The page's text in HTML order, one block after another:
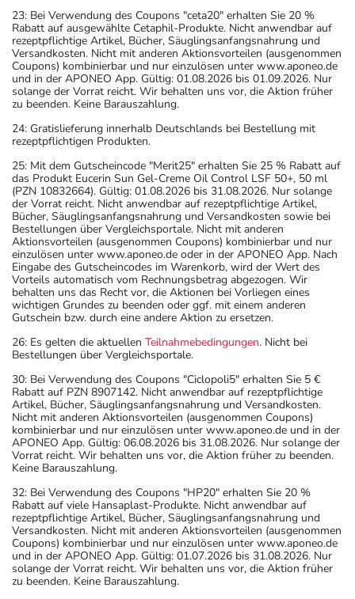
23: Bei Verwendung des Coupons "ceta20" erhalten Sie 20 %
Rabatt auf ausgewählte Cetaphil-Produkte. Nicht anwendbar auf
rezeptpflichtige Artikel, Bücher, Säuglingsanfangsnahrung und
Versandkosten. Nicht mit anderen Aktionsvorteilen (ausgenommen
Coupons) kombinierbar und nur einzulösen unter www.aponeo.de
und in der APONEO App. Gültig: 01.08.2026 bis 01.09.2026. Nur
solange der Vorrat reicht. Wir behalten uns vor, die Aktion früher
zu beenden. Keine Barauszahlung.
24: Gratislieferung innerhalb Deutschlands bei Bestellung mit
rezeptpflichtigen Produkten.
25: Mit dem Gutscheincode "Merit25" erhalten Sie 25 % Rabatt auf
das Produkt Eucerin Sun Gel-Creme Oil Control LSF 50+, 50 ml
(PZN 10832664). Gültig: 01.08.2026 bis 31.08.2026. Nur solange
der Vorrat reicht. Nicht anwendbar auf rezeptpflichtige Artikel,
Bücher, Säuglingsanfangsnahrung und Versandkosten sowie bei
Bestellungen über Vergleichsportale. Nicht mit anderen
Aktionsvorteilen (ausgenommen Coupons) kombinierbar und nur
einzulösen unter www.aponeo.de oder in der APONEO App. Nach
Eingabe des Gutscheincodes im Warenkorb, wird der Wert des
Vorteils automatisch vom Rechnungsbetrag abgezogen. Wir
behalten uns das Recht vor, die Aktionen bei Vorliegen eines
wichtigen Grundes zu beenden oder ggf. mit einem anderen
Gutschein bzw. durch eine andere Aktion zu ersetzen.
26: Es gelten die aktuellen Teilnahmebedingungen. Nicht bei
Bestellungen über Vergleichsportale.
30: Bei Verwendung des Coupons "Ciclopoli5" erhalten Sie 5 €
Rabatt auf PZN 8907142. Nicht anwendbar auf rezeptpflichtige
Artikel, Bücher, Säuglingsanfangsnahrung und Versandkosten.
Nicht mit anderen Aktionsvorteilen (ausgenommen Coupons)
kombinierbar und nur einzulösen unter www.aponeo.de und in der
APONEO App. Gültig: 06.08.2026 bis 31.08.2026. Nur solange der
Vorrat reicht. Wir behalten uns vor, die Aktion früher zu beenden.
Keine Barauszahlung.
32: Bei Verwendung des Coupons "HP20" erhalten Sie 20 %
Rabatt auf viele Hansaplast-Produkte. Nicht anwendbar auf
rezeptpflichtige Artikel, Bücher, Säuglingsanfangsnahrung und
Versandkosten. Nicht mit anderen Aktionsvorteilen (ausgenommen
Coupons) kombinierbar und nur einzulösen unter www.aponeo.de
und in der APONEO App. Gültig: 01.07.2026 bis 31.08.2026. Nur
solange der Vorrat reicht. Wir behalten uns vor, die Aktion früher
zu beenden. Keine Barauszahlung.